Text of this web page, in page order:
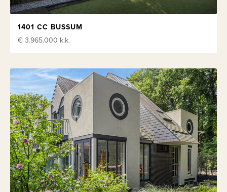
1401 CC BUSSUM
€ 3.965.000 k.k.